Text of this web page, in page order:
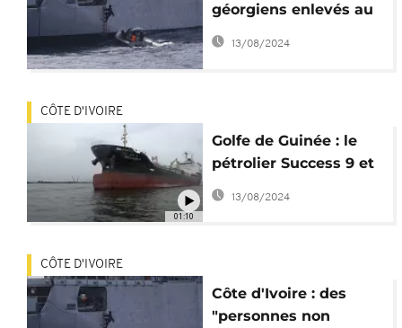
géorgiens enlevés au
large du Gabon
13/08/2024
01:10
CÔTE D'IVOIRE
Golfe de Guinée : le
pétrolier Success 9 et
son équipage
secourus
13/08/2024
CÔTE D'IVOIRE
Côte d'Ivoire : des
"personnes non